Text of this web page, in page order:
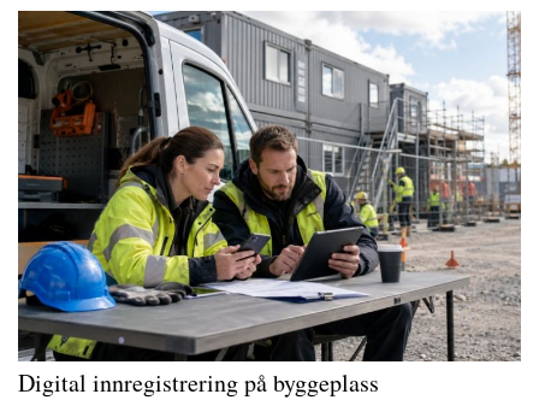
Digital innregistrering på byggeplass